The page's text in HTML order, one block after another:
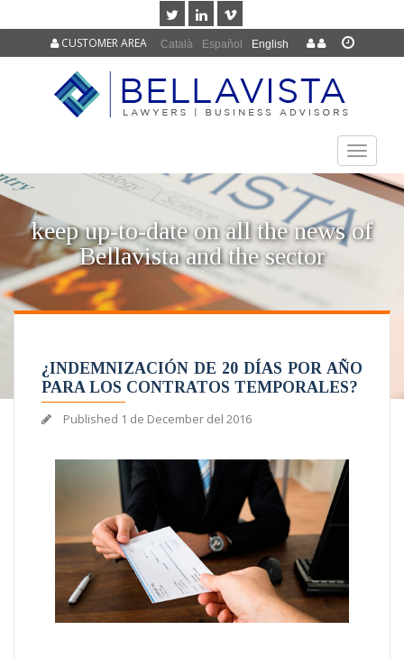
Català Español English
CUSTOMER AREA
TOGGLE
keep up-to-date on all the news of
Bellavista and the sector
¿INDEMNIZACIÓN DE 20 DÍAS POR AÑO
PARA LOS CONTRATOS TEMPORALES?
Published 1 de December del 2016